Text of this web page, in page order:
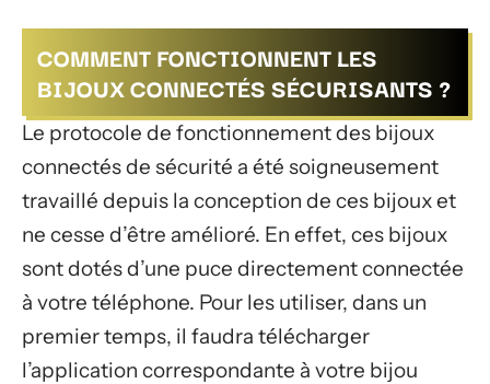
COMMENT FONCTIONNENT LES
BIJOUX CONNECTÉS SÉCURISANTS ?
Le protocole de fonctionnement des bijoux
connectés de sécurité a été soigneusement
travaillé depuis la conception de ces bijoux et
ne cesse d’être amélioré. En effet, ces bijoux
sont dotés d’une puce directement connectée
à votre téléphone. Pour les utiliser, dans un
premier temps, il faudra télécharger
l’application correspondante à votre bijou